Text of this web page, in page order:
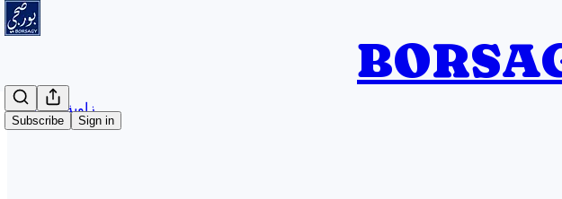
Subscribe Sign in
زاوية بودكاست